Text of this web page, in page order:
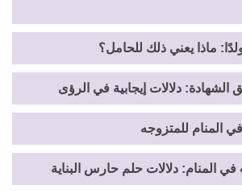
ماذا يعني ذلك للحامل؟
الشهادة: دلالات إيجابية في الرؤى
المنام للمتزوجه
في المنام: دلالات حلم حارس البناية